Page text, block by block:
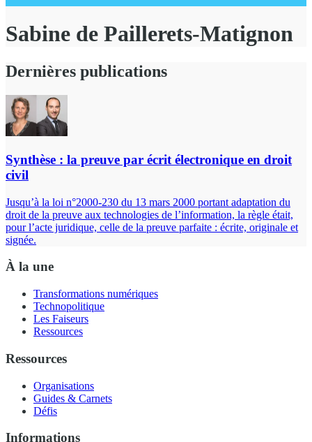
Sabine de Paillerets-Matignon
Dernières publications
Synthèse : la preuve par écrit électronique en droit
civil
Jusqu’à la loi n°2000-230 du 13 mars 2000 portant adaptation du
droit de la preuve aux technologies de l’information, la règle était,
pour l’acte juridique, celle de la preuve parfaite : écrite, originale et
signée.
À la une
Transformations numériques
Technopolitique
Les Faiseurs
Ressources
Ressources
Organisations
Guides & Carnets
Défis
Informations